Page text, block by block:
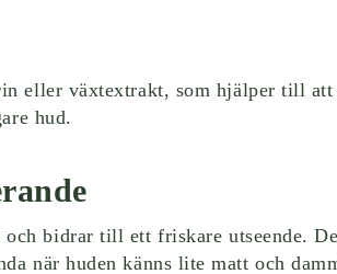
eller växtextrakt, som hjälper till
hud.
bidrar till ett friskare utseende.
när huden känns lite matt och